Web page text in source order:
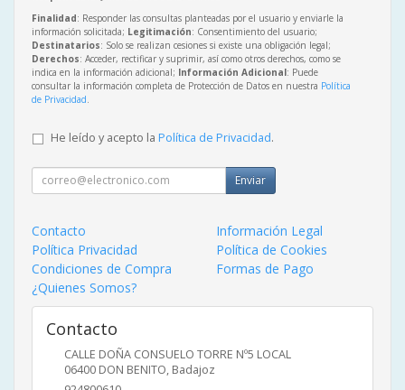
Finalidad: Responder las consultas planteadas por el usuario y enviarle la
información solicitada; Legitimación: Consentimiento del usuario;
Destinatarios: Solo se realizan cesiones si existe una obligación legal;
Derechos: Acceder, rectificar y suprimir, así como otros derechos, como se
indica en la información adicional; Información Adicional: Puede
consultar la información completa de Protección de Datos en nuestra Política
de Privacidad
He leído y acepto la Política de Privacidad.
Enviar
Contacto
Información Legal
Política Privacidad
Política de Cookies
Condiciones de Compra
Formas de Pago
¿Quienes Somos?
Contacto
CALLE DOÑA CONSUELO TORRE Nº5 LOCAL
06400 DON BENITO, Badajoz